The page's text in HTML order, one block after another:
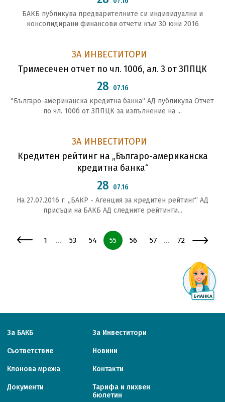
БАКБ публикува предварителните си индивидуални и
консолидирани финансови отчети към 30 юни 2016
ЗА ИНВЕСТИТОРИ
Тримесечен отчет по чл. 100б, ал. 3 от ЗППЦК
28 07.16
"Българо-американска кредитна банка“ АД публикува Отчет
по чл. 100б от ЗППЦК за изпълнение на ...
ЗА ИНВЕСТИТОРИ
Кредитен рейтинг на „Българо-американска
кредитна банка“
28 07.16
На 27.07.2016 г. „БАКР - Агенция за кредитен рейтинг“ АД
присъди на БАКБ АД следните рейтинги...
Страница
1 … Страница
53 Страница
54 Страница
55 Страница
56 Страница
57 … Страница
72
За БАКБ За Инвеститори
Съответствие Новини
Клонова мрежа Контакти
Документи
Тарифa и лихвен
бюлетин